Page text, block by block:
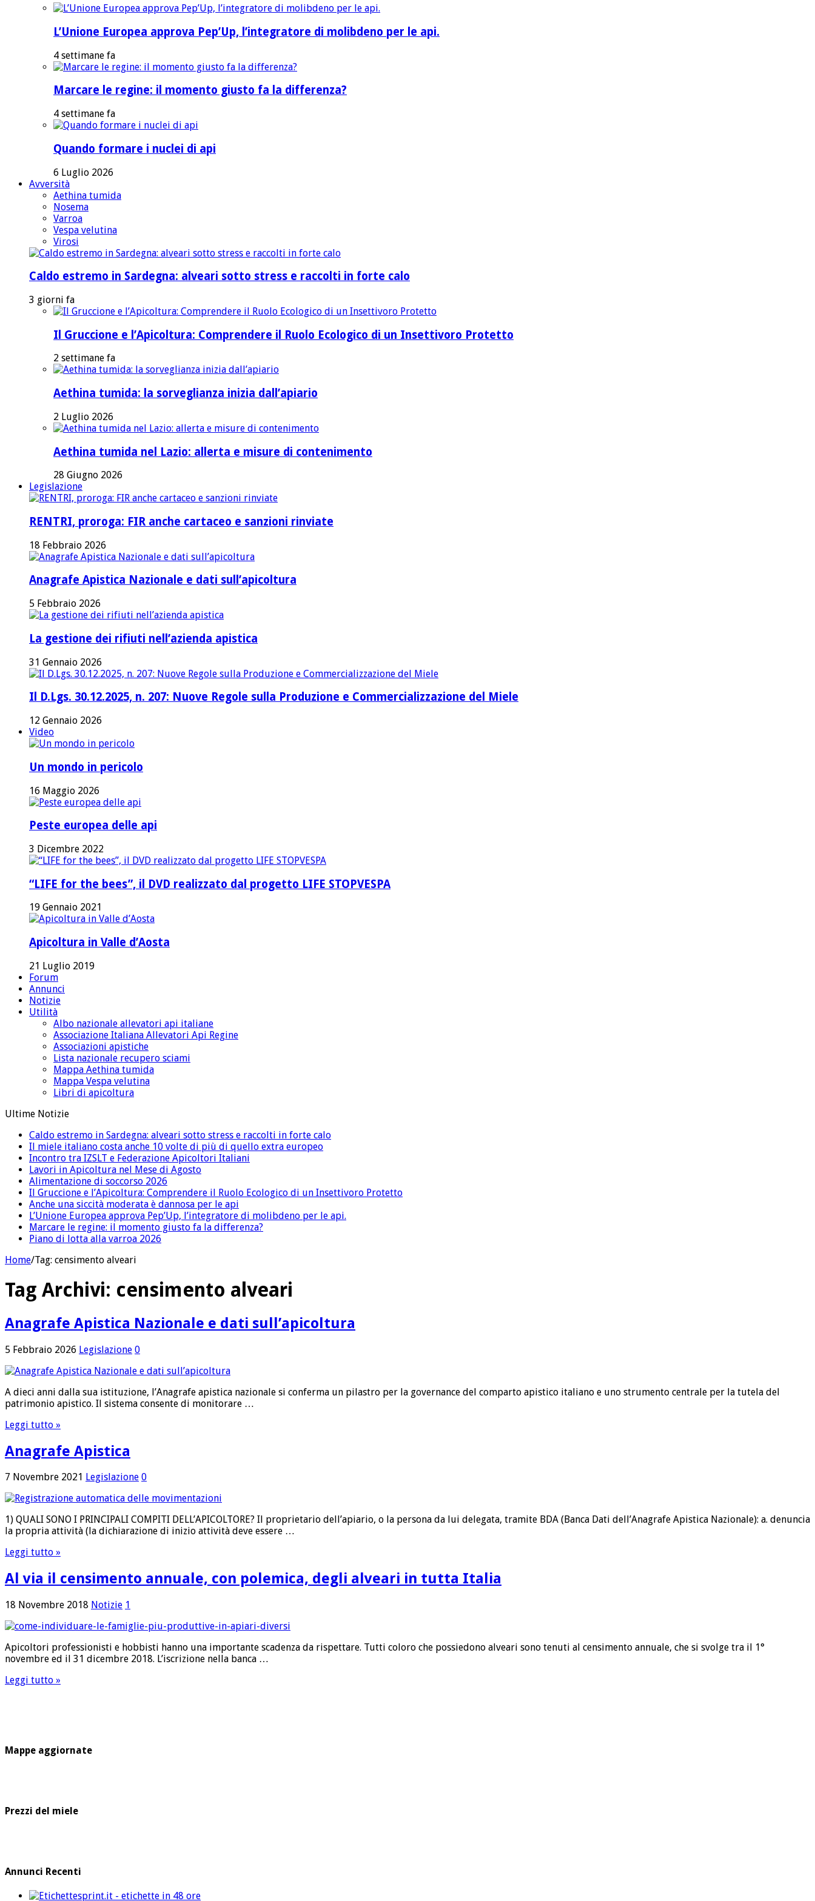
L’Unione Europea approva Pep’Up, l’integratore di molibdeno per le api.
4 settimane fa
Marcare le regine: il momento giusto fa la differenza?
4 settimane fa
Quando formare i nuclei di api
6 Luglio 2026
Avversità
Aethina tumida
Nosema
Varroa
Vespa velutina
Virosi
Caldo estremo in Sardegna: alveari sotto stress e raccolti in forte calo
3 giorni fa
Il Gruccione e l’Apicoltura: Comprendere il Ruolo Ecologico di un Insettivoro Protetto
2 settimane fa
Aethina tumida: la sorveglianza inizia dall’apiario
2 Luglio 2026
Aethina tumida nel Lazio: allerta e misure di contenimento
28 Giugno 2026
Legislazione
RENTRI, proroga: FIR anche cartaceo e sanzioni rinviate
18 Febbraio 2026
Anagrafe Apistica Nazionale e dati sull’apicoltura
5 Febbraio 2026
La gestione dei rifiuti nell’azienda apistica
31 Gennaio 2026
Il D.Lgs. 30.12.2025, n. 207: Nuove Regole sulla Produzione e Commercializzazione del Miele
12 Gennaio 2026
Video
Un mondo in pericolo
16 Maggio 2026
Peste europea delle api
3 Dicembre 2022
“LIFE for the bees”, il DVD realizzato dal progetto LIFE STOPVESPA
19 Gennaio 2021
Apicoltura in Valle d’Aosta
21 Luglio 2019
Forum
Annunci
Notizie
Utilità
Albo nazionale allevatori api italiane
Associazione Italiana Allevatori Api Regine
Associazioni apistiche
Lista nazionale recupero sciami
Mappa Aethina tumida
Mappa Vespa velutina
Libri di apicoltura
Ultime Notizie
Caldo estremo in Sardegna: alveari sotto stress e raccolti in forte calo
Il miele italiano costa anche 10 volte di più di quello extra europeo
Incontro tra IZSLT e Federazione Apicoltori Italiani
Lavori in Apicoltura nel Mese di Agosto
Alimentazione di soccorso 2026
Il Gruccione e l’Apicoltura: Comprendere il Ruolo Ecologico di un Insettivoro Protetto
Anche una siccità moderata è dannosa per le api
L’Unione Europea approva Pep’Up, l’integratore di molibdeno per le api.
Marcare le regine: il momento giusto fa la differenza?
Piano di lotta alla varroa 2026
Home/Tag: censimento alveari
Tag Archivi: censimento alveari
Anagrafe Apistica Nazionale e dati sull’apicoltura
5 Febbraio 2026 Legislazione 0
A dieci anni dalla sua istituzione, l’Anagrafe apistica nazionale si conferma un pilastro per la governance del comparto apistico italiano e uno strumento centrale per la tutela del
patrimonio apistico. Il sistema consente di monitorare …
Leggi tutto »
Anagrafe Apistica
7 Novembre 2021 Legislazione 0
1) QUALI SONO I PRINCIPALI COMPITI DELL’APICOLTORE? Il proprietario dell’apiario, o la persona da lui delegata, tramite BDA (Banca Dati dell’Anagrafe Apistica Nazionale): a. denuncia
la propria attività (la dichiarazione di inizio attività deve essere …
Leggi tutto »
Al via il censimento annuale, con polemica, degli alveari in tutta Italia
18 Novembre 2018 Notizie 1
Apicoltori professionisti e hobbisti hanno una importante scadenza da rispettare. Tutti coloro che possiedono alveari sono tenuti al censimento annuale, che si svolge tra il 1°
novembre ed il 31 dicembre 2018. L’iscrizione nella banca …
Leggi tutto »
Mappe aggiornate
Prezzi del miele
Annunci Recenti